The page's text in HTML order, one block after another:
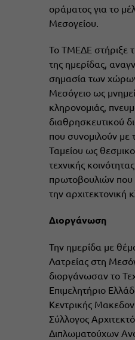
οράματος για το
Μεσογείου.
Το ΤΜΕΔΕ στήριξε
της ημερίδας,
σημασία των
Μεσόγειο ως
κληρονομιάς,
διαθρησκευτικού
που συνομιλούν με
Ταμείου ως
τεχνικής
πρωτοβουλιών που
την αρχιτεκτονική
Διοργάνωση
Την ημερίδα με
Λατρείας στη
διοργάνωσαν το
Επιμελητήριο
Κεντρικής
Σύλλογος
Διπλωματούχων